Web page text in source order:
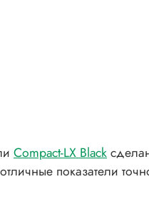
Compact-LX Black
показатели